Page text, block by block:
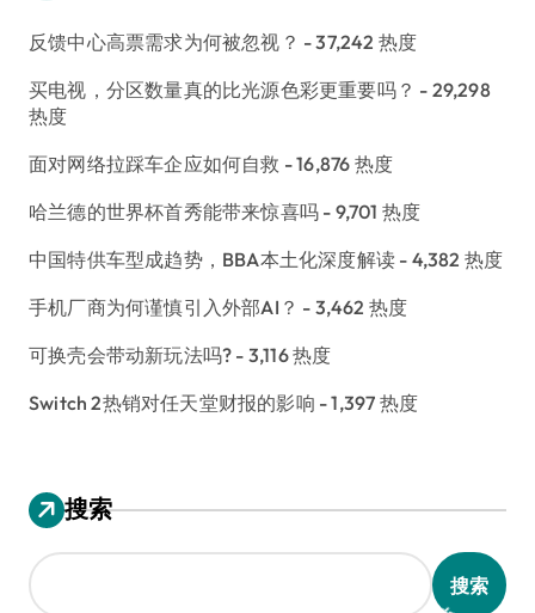
反馈中心高票需求为何被忽视？ - 37,242 热度
买电视，分区数量真的比光源色彩更重要吗？ - 29,298
热度
面对网络拉踩车企应如何自救 - 16,876 热度
哈兰德的世界杯首秀能带来惊喜吗 - 9,701 热度
中国特供车型成趋势，BBA本土化深度解读 - 4,382 热度
手机厂商为何谨慎引入外部AI？ - 3,462 热度
可换壳会带动新玩法吗? - 3,116 热度
Switch 2热销对任天堂财报的影响 - 1,397 热度
搜索
搜索